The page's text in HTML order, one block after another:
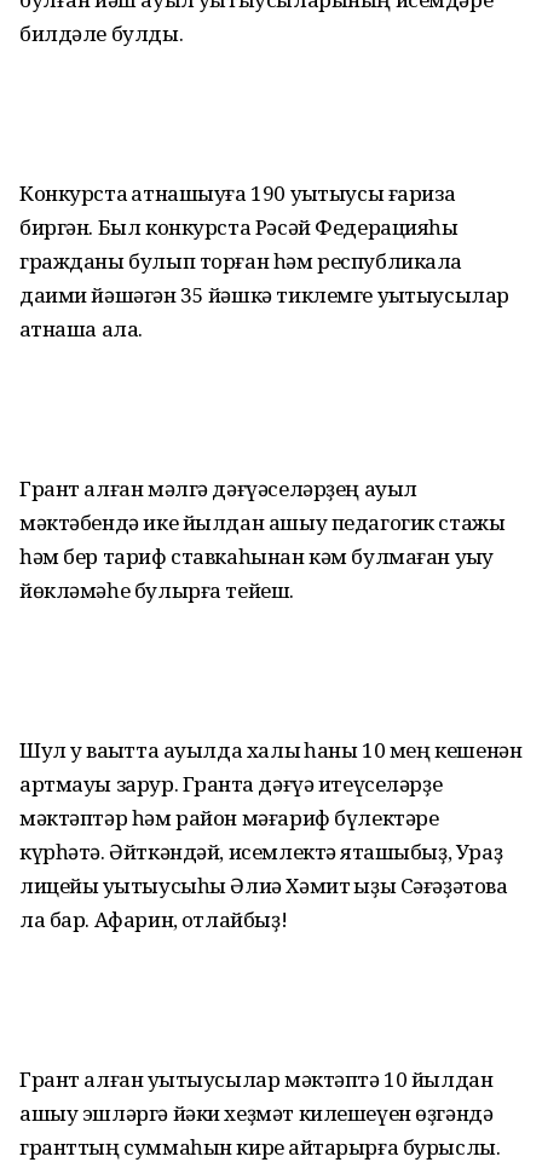
билдәле булды.
Конкурста ҡатнашыуға 190 уҡытыусы ғариза
биргән. Был конкурста Рәсәй Федерацияһы
гражданы булып торған һәм республикала
даими йәшәгән 35 йәшкә тиклемге уҡытыусылар
ҡатнаша ала.
Грант алған мәлгә дәғүәселәрҙең ауыл
мәктәбендә ике йылдан ашыу педагогик стажы
һәм бер тариф ставкаһынан кәм булмаған уҡыу
йөкләмәһе булырға тейеш.
Шул уҡ ваҡытта ауылда халыҡ һаны 10 мең кешенән
артмауы зарур. Грантҡа дәғүә итеүселәрҙе
мәктәптәр һәм район мәғариф бүлектәре
күрһәтә. Әйткәндәй, исемлектә яҡташыбыҙ, Ураҙ
лицейы уҡытыусыһы Әлиә Хәмит ҡыҙы Сәғәҙәтова
ла бар. Афарин, ҡотлайбыҙ!
Грант алған уҡытыусылар мәктәптә 10 йылдан
ашыу эшләргә йәки хеҙмәт килешеүен өҙгәндә
гранттың суммаһын кире ҡайтарырға бурыслы.